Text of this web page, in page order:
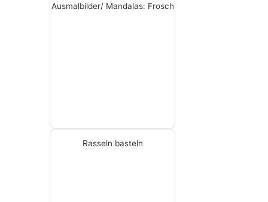
Ausmalbilder/ Mandalas: Frosch
Rasseln basteln